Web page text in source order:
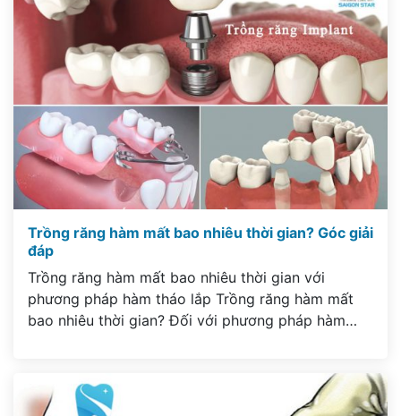
Trồng răng hàm mất bao nhiêu thời gian? Góc giải
đáp
Trồng răng hàm mất bao nhiêu thời gian với
phương pháp hàm tháo lắp Trồng răng hàm mất
bao nhiêu thời gian? Đối với phương pháp hàm
này bạn sẽ chỉ cần […]